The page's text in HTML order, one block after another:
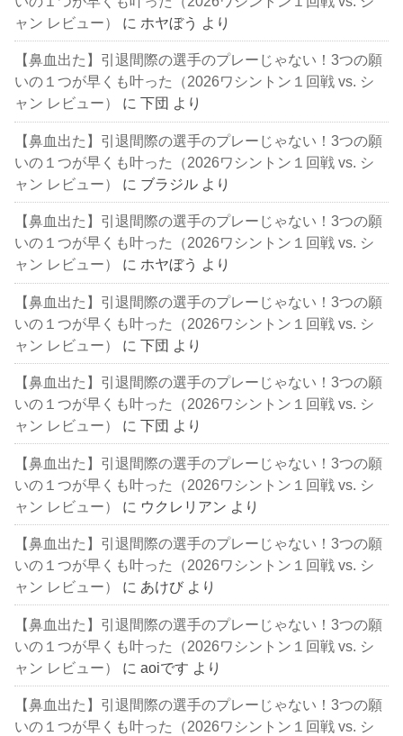
ャン レビュー）
に ホヤぼう より
【鼻血出た】引退間際の選手のプレーじゃない！3つの願
いの１つが早くも叶った（2026ワシントン１回戦 vs. シ
ャン レビュー）
に下団 より
【鼻血出た】引退間際の選手のプレーじゃない！3つの願
いの１つが早くも叶った（2026ワシントン１回戦 vs. シ
ャン レビュー）
に ブラジル より
【鼻血出た】引退間際の選手のプレーじゃない！3つの願
いの１つが早くも叶った（2026ワシントン１回戦 vs. シ
ャン レビュー）
に ホヤぼう より
【鼻血出た】引退間際の選手のプレーじゃない！3つの願
いの１つが早くも叶った（2026ワシントン１回戦 vs. シ
ャン レビュー）
に下団 より
【鼻血出た】引退間際の選手のプレーじゃない！3つの願
いの１つが早くも叶った（2026ワシントン１回戦 vs. シ
ャン レビュー）
に下団 より
【鼻血出た】引退間際の選手のプレーじゃない！3つの願
いの１つが早くも叶った（2026ワシントン１回戦 vs. シ
ャン レビュー）
に ウクレリアン より
【鼻血出た】引退間際の選手のプレーじゃない！3つの願
いの１つが早くも叶った（2026ワシントン１回戦 vs. シ
ャン レビュー）
に あけび より
【鼻血出た】引退間際の選手のプレーじゃない！3つの願
いの１つが早くも叶った（2026ワシントン１回戦 vs. シ
ャン レビュー）
にaoiです より
【鼻血出た】引退間際の選手のプレーじゃない！3つの願
いの１つが早くも叶った（2026ワシントン１回戦 vs. シ